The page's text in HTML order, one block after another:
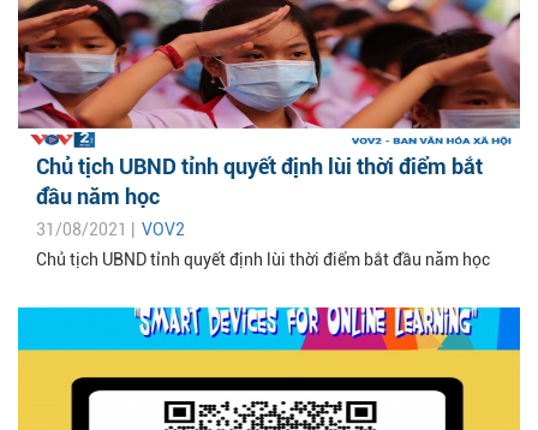
Chủ tịch UBND tỉnh quyết định lùi thời điểm bắt
đầu năm học
31/08/2021 | VOV2
Chủ tịch UBND tỉnh quyết định lùi thời điểm bắt đầu năm học